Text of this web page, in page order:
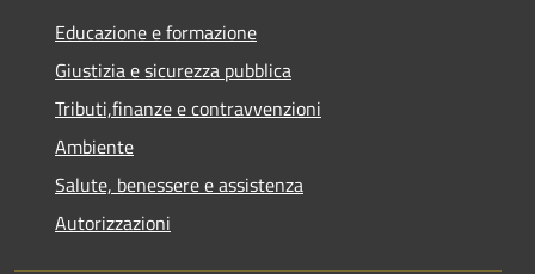
Educazione e formazione
Giustizia e sicurezza pubblica
Tributi,finanze e contravvenzioni
Ambiente
Salute, benessere e assistenza
Autorizzazioni